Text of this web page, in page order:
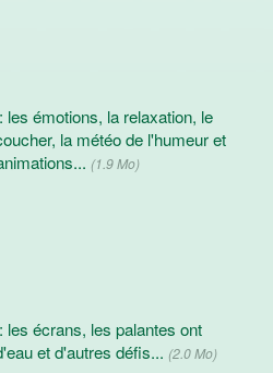
les émotions, la relaxation, le
la météo de l'humeur et
(1.9 Mo)
les écrans, les palantes ont
et d'autres défis... (2.0 Mo)